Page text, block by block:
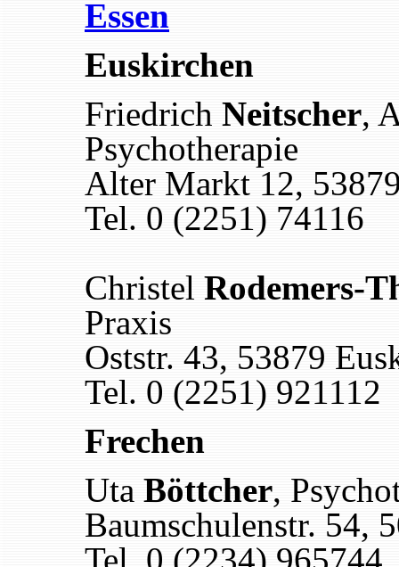
Essen
Euskirchen
Friedrich Neitscher,
Psychotherapie
Alter Markt 12,
Tel. 0 (2251) 74116
Christel Rodemers-
Praxis
Oststr. 43, 53879
Tel. 0 (2251) 921112
Frechen
Uta Böttcher,
Baumschulenstr. 54,